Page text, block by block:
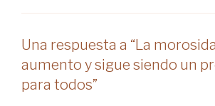
Una respuesta a “La
aumento y sigue siendo un
para todos”